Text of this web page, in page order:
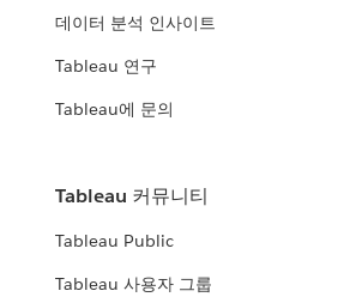
데이터 분석 인사이트
Tableau 연구
Tableau에 문의
Tableau 커뮤니티
Tableau Public
Tableau 사용자 그룹